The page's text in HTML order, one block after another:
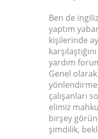
Ben de
yaptım
kişilerinde
yardım
Genel
çalışanları
elimiz
birşey
şimdilik,